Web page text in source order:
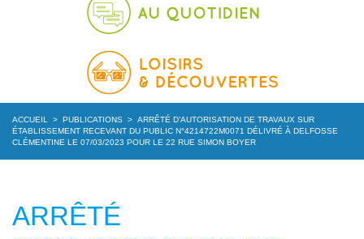
ACCUEIL > PUBLICATIONS > ARRÊTÉ D’AUTORISATION DE TRAVAUX SUR
ÉTABLISSEMENT RECEVANT DU PUBLIC N°4214722M0071 DÉLIVRÉ À DELFOSSE
CLÉMENTINE LE 07/03/2023 POUR LE 22 RUE SIMON BOYER
ARRÊTÉ